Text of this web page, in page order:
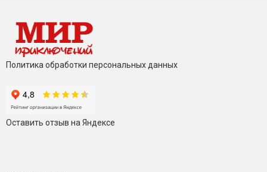
Политика обработки персональных данных
Оставить отзыв на Яндексе